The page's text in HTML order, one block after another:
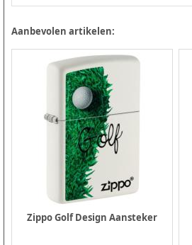
Aanbevolen artikelen:
Zippo Golf Design Aansteker